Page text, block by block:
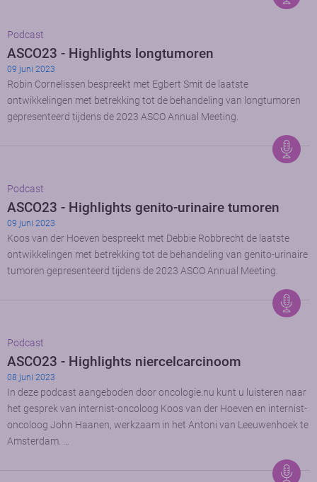
Podcast
ASCO23 - Highlights longtumoren
09 juni 2023
Robin Cornelissen bespreekt met Egbert Smit de laatste
ontwikkelingen met betrekking tot de behandeling van longtumoren
gepresenteerd tijdens de 2023 ASCO Annual Meeting.
Podcast
ASCO23 - Highlights genito-urinaire tumoren
09 juni 2023
Koos van der Hoeven bespreekt met Debbie Robbrecht de laatste
ontwikkelingen met betrekking tot de behandeling van genito-urinaire
tumoren gepresenteerd tijdens de 2023 ASCO Annual Meeting.
Podcast
ASCO23 - Highlights niercelcarcinoom
08 juni 2023
In deze podcast aangeboden door oncologie.nu kunt u luisteren naar
het gesprek van internist-oncoloog Koos van der Hoeven en internist-
oncoloog John Haanen, werkzaam in het Antoni van Leeuwenhoek te
Amsterdam. …